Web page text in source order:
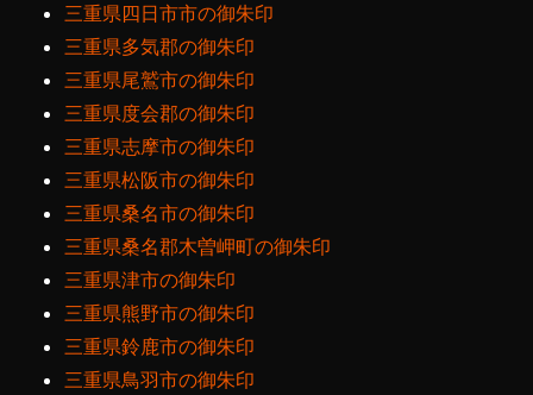
三重県四日市市の御朱印
三重県多気郡の御朱印
三重県尾鷲市の御朱印
三重県度会郡の御朱印
三重県志摩市の御朱印
三重県松阪市の御朱印
三重県桑名市の御朱印
三重県桑名郡木曽岬町の御朱印
三重県津市の御朱印
三重県熊野市の御朱印
三重県鈴鹿市の御朱印
三重県鳥羽市の御朱印